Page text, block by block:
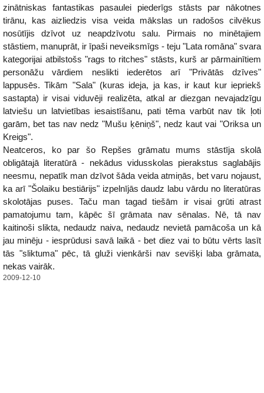
zinātniskas fantastikas pasaulei piederīgs stāsts par nākotnes
tirānu, kas aizliedzis visa veida mākslas un radošos cilvēkus
nosūtījis dzīvot uz neapdzīvotu salu. Pirmais no minētajiem
stāstiem, manuprāt, ir īpaši neveiksmīgs - teju "Lata romāna" svara
kategorijai atbilstošs "rags to ritches" stāsts, kurš ar pārmainītiem
personāžu vārdiem neslikti iederētos arī "Privātās dzīves"
lappusēs. Tikām "Sala" (kuras ideja, ja kas, ir kaut kur iepriekš
sastapta) ir visai viduvēji realizēta, atkal ar diezgan nevajadzīgu
latviešu un latvietības iesaistīšanu, pati tēma varbūt nav tik ļoti
garām, bet tas nav nedz "Mušu ķēniņš", nedz kaut vai "Oriksa un
Kreigs".
Neatceros, ko par šo Repšes grāmatu mums stāstīja skolā
obligātajā literatūrā - nekādus vidusskolas pierakstus saglabājis
neesmu, nepatīk man dzīvot šāda veida atmiņās, bet varu nojaust,
ka arī "Šolaiku bestiārijs" izpelnījās daudz labu vārdu no literatūras
skolotājas puses. Taču man tagad tiešām ir visai grūti atrast
pamatojumu tam, kāpēc šī grāmata nav sēnalas. Nē, tā nav
kaitinoši slikta, nedaudz naiva, nedaudz nevietā pamācoša un kā
jau minēju - iesprūdusi savā laikā - bet diez vai to būtu vērts lasīt
tās "sliktuma" pēc, tā gluži vienkārši nav sevišķi laba grāmata,
nekas vairāk.
2009-12-10